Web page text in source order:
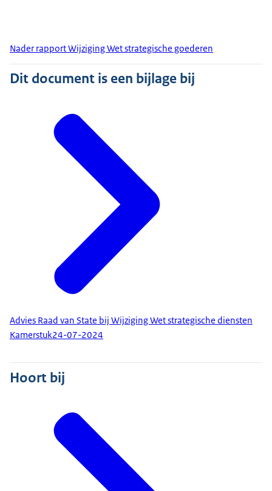
Nader rapport Wijziging Wet strategische goederen
Dit document is een bijlage bij
Advies Raad van State bij Wijziging Wet strategische diensten
Kamerstuk24-07-2024
Hoort bij